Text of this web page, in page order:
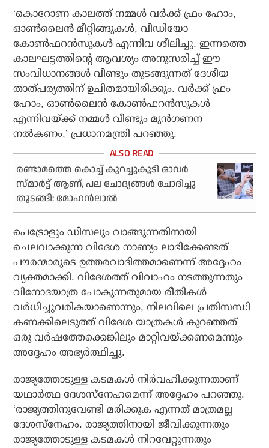
‘കൊറോണ കാലത്ത് നമ്മള്‍ വര്‍ക്ക് ഫ്രം ഹോം,
ഓണ്‍ലൈന്‍ മീറ്റിങ്ങുകള്‍, വീഡിയോ
കോണ്‍ഫറന്‍സുകള്‍ എന്നിവ ശീലിച്ചു. ഇന്നത്തെ
കാലഘട്ടത്തിന്റെ ആവശ്യം അനുസരിച്ച് ഈ
സംവിധാനങ്ങള്‍ വീണ്ടും തുടങ്ങുന്നത് ദേശീയ
താത്പര്യത്തിന് ഉചിതമായിരിക്കും. വര്‍ക്ക് ഫ്രം
ഹോം, ഓണ്‍ലൈന്‍ കോണ്‍ഫറന്‍സുകള്‍
എന്നിവയ്ക്ക് നമ്മള്‍ വീണ്ടും മുന്‍ഗണന
നല്‍കണം,’ പ്രധാനമന്ത്രി പറഞ്ഞു.
രണ്ടാമത്തെ കൊച്ച് കുറച്ചുകൂടി ഓവർ
സ്മാർട്ട് ആണ്, പല ചോദ്യങ്ങൾ ചോദിച്ചു
തുടങ്ങി: മോഹൻലാൽ
പെട്രോളും ഡീസലും വാങ്ങുന്നതിനായി
ചെലവാക്കുന്ന വിദേശ നാണ്യം ലാഭിക്കേണ്ടത്
പൗരന്മാരുടെ ഉത്തരവാദിത്തമാണെന്ന് അദ്ദേഹം
വ്യക്തമാക്കി. വിദേശത്ത് വിവാഹം നടത്തുന്നതും
വിനോദയാത്ര പോകുന്നതുമായ രീതികള്‍
വര്‍ധിച്ചുവരികയാണെന്നും, നിലവിലെ പ്രതിസന്ധി
കണക്കിലെടുത്ത് വിദേശ യാത്രകള്‍ കുറഞ്ഞത്
ഒരു വര്‍ഷത്തേക്കെങ്കിലും മാറ്റിവയ്ക്കണമെന്നും
അദ്ദേഹം അഭ്യര്‍ത്ഥിച്ചു.
രാജ്യത്തോടുള്ള കടമകള്‍ നിര്‍വഹിക്കുന്നതാണ്
യഥാര്‍ത്ഥ ദേശസ്നേഹമെന്ന് അദ്ദേഹം പറഞ്ഞു.
‘രാജ്യത്തിനുവേണ്ടി മരിക്കുക എന്നത് മാത്രമല്ല
ദേശസ്നേഹം. രാജ്യത്തിനായി ജീവിക്കുന്നതും
രാജ്യത്തോടുള്ള കടമകള്‍ നിറവേറ്റുന്നതും